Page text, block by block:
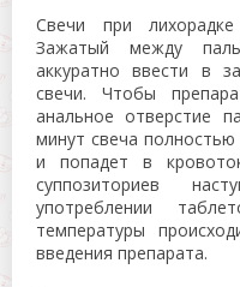
Свечи при
Зажатый между
аккуратно ввести в
свечи. Чтобы
анальное отверстие
минут свеча
и попадет в
суппозиториев
употреблении
температуры
введения препарата.